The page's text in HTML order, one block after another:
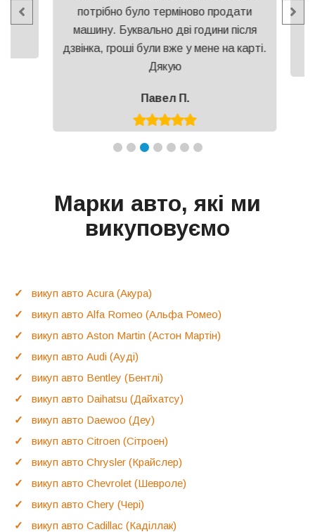
потрібно було терміново продати
машину. Буквально дві години після
дзвінка, гроші були вже у мене на карті.
Дякую
Павел П.
Марки авто, які ми
викуповуємо
викуп авто Acura (Акура)
викуп авто Alfa Romeo (Альфа Ромео)
викуп авто Aston Martin (Астон Мартін)
викуп авто Audi (Ауді)
викуп авто Bentley (Бентлі)
викуп авто Daihatsu (Дайхатсу)
викуп авто Daewoo (Деу)
викуп авто Citroen (Сітроен)
викуп авто Chrysler (Крайслер)
викуп авто Chevrolet (Шевроле)
викуп авто Chery (Чері)
викуп авто Cadillac (Каділлак)